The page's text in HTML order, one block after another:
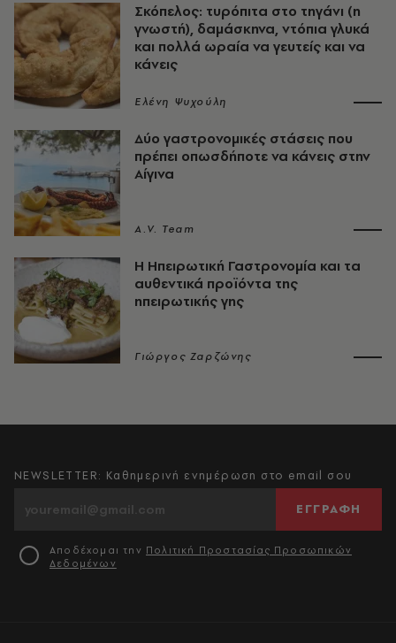
Σκόπελος: τυρόπιτα στο τηγάνι (η
γνωστή), δαμάσκηνα, ντόπια γλυκά
και πολλά ωραία να γευτείς και να
κάνεις
Ελένη Ψυχούλη
Δύο γαστρονομικές στάσεις που
πρέπει οπωσδήποτε να κάνεις στην
Αίγινα
A.V. Team
Η Ηπειρωτική Γαστρονομία και τα
αυθεντικά προϊόντα της
ηπειρωτικής γης
Γιώργος Ζαρζώνης
NEWSLETTER: Καθημερινή ενημέρωση στο email σου
ΕΓΓΡΑΦΗ
Αποδέχομαι την Πολιτική Προστασίας Προσωπικών
Δεδομένων